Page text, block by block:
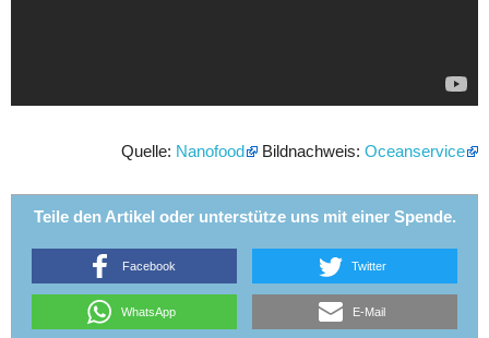
Quelle: Nanofood Bildnachweis: Oceanservice
Teile den Artikel oder unterstütze uns mit einer Spende.
Facebook Twitter
WhatsApp E-Mail